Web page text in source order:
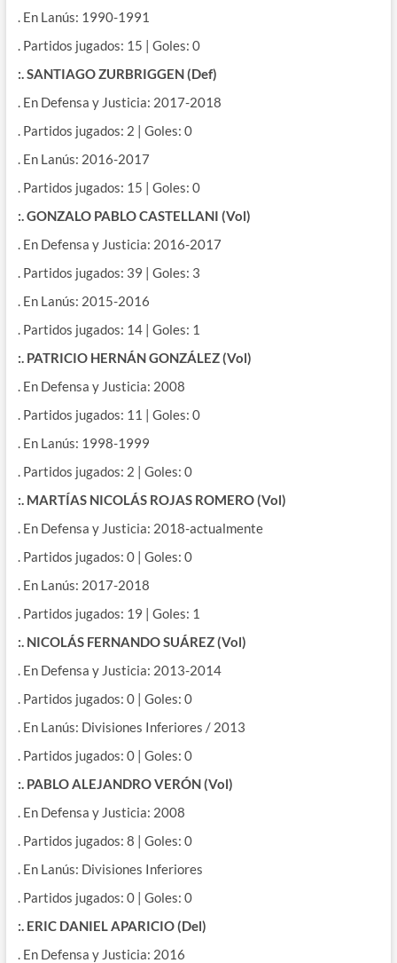
. En Lanús: 1990-1991
. Partidos jugados: 15 | Goles: 0
:. SANTIAGO ZURBRIGGEN (Def)
. En Defensa y Justicia: 2017-2018
. Partidos jugados: 2 | Goles: 0
. En Lanús: 2016-2017
. Partidos jugados: 15 | Goles: 0
:. GONZALO PABLO CASTELLANI (Vol)
. En Defensa y Justicia: 2016-2017
. Partidos jugados: 39 | Goles: 3
. En Lanús: 2015-2016
. Partidos jugados: 14 | Goles: 1
:. PATRICIO HERNÁN GONZÁLEZ (Vol)
. En Defensa y Justicia: 2008
. Partidos jugados: 11 | Goles: 0
. En Lanús: 1998-1999
. Partidos jugados: 2 | Goles: 0
:. MARTÍAS NICOLÁS ROJAS ROMERO (Vol)
. En Defensa y Justicia: 2018-actualmente
. Partidos jugados: 0 | Goles: 0
. En Lanús: 2017-2018
. Partidos jugados: 19 | Goles: 1
:. NICOLÁS FERNANDO SUÁREZ (Vol)
. En Defensa y Justicia: 2013-2014
. Partidos jugados: 0 | Goles: 0
. En Lanús: Divisiones Inferiores / 2013
. Partidos jugados: 0 | Goles: 0
:. PABLO ALEJANDRO VERÓN (Vol)
. En Defensa y Justicia: 2008
. Partidos jugados: 8 | Goles: 0
. En Lanús: Divisiones Inferiores
. Partidos jugados: 0 | Goles: 0
:. ERIC DANIEL APARICIO (Del)
. En Defensa y Justicia: 2016